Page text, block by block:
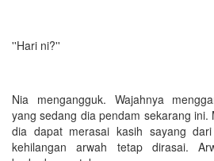
''Hari ni?''
Nia mengangguk. Wajahnya
yang sedang dia pendam sekarang ini.
dia dapat merasai kasih sayang
kehilangan arwah tetap dirasai.